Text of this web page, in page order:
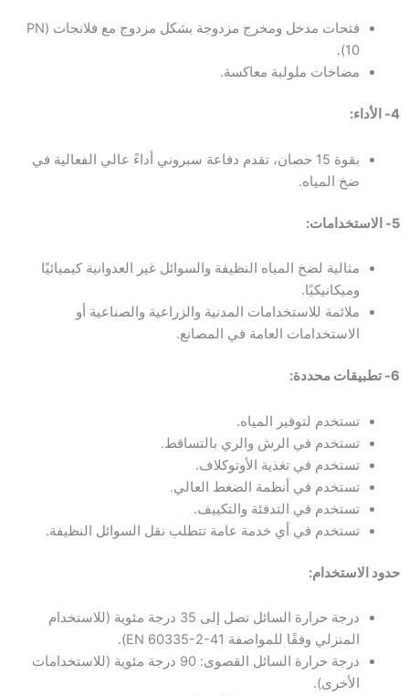
فتحات مدخل ومخرج مزدوجة بشكل مزدوج مع فلانجات (PN
10).
مضاخات ملولبة معاكسة.
4- الأداء:
بقوة 15 حصان، تقدم دفاعة سبروني أداءً عالي الفعالية في
ضخ المياه.
5- الاستخدامات:
مثالية لضخ المياه النظيفة والسوائل غير العدوانية كيميائيًا
وميكانيكيًا.
ملائمة للاستخدامات المدنية والزراعية والصناعية أو
الاستخدامات العامة في المصانع.
6- تطبيقات محددة:
تستخدم لتوفير المياه.
تستخدم في الرش والري بالتساقط.
تستخدم في تغذية الأوتوكلاف.
تستخدم في أنظمة الضغط العالي.
تستخدم في التدفئة والتكييف.
تستخدم في أي خدمة عامة تتطلب نقل السوائل النظيفة.
حدود الاستخدام:
درجة حرارة السائل تصل إلى 35 درجة مئوية (للاستخدام
المنزلي وفقًا للمواصفة EN 60335-2-41).
درجة حرارة السائل القصوى: 90 درجة مئوية (للاستخدامات
الأخرى).